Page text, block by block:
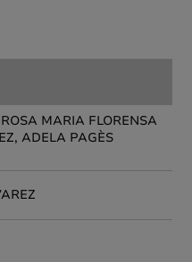
MARIA FLORENSA
ADELA PAGÈS